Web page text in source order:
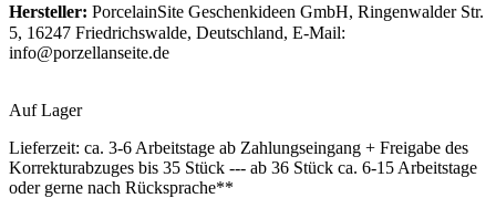
Hersteller: PorcelainSite Geschenkideen GmbH, Ringenwalder Str.
5, 16247 Friedrichswalde, Deutschland, E-Mail:
info@porzellanseite.de
Auf Lager
Lieferzeit: ca. 3-6 Arbeitstage ab Zahlungseingang + Freigabe des
Korrekturabzuges bis 35 Stück --- ab 36 Stück ca. 6-15 Arbeitstage
oder gerne nach Rücksprache**